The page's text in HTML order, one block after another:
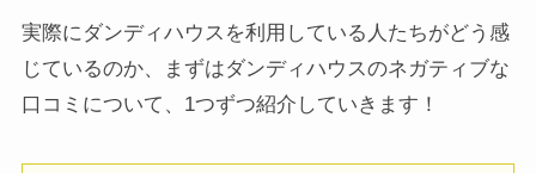
実際にダンディハウスを利用している人たちがどう感
じているのか、まずはダンディハウスのネガティブな
口コミについて、1つずつ紹介していきます！